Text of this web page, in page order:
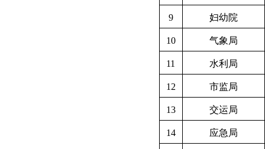
9 妇幼院
10 气象局
11 水利局
12 市监局
13 交运局
14 应急局